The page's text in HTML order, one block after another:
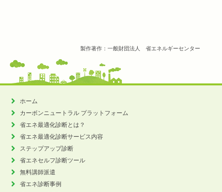
製作著作：一般財団法人 省エネルギーセンター
ホーム
カーボンニュートラル プラットフォーム
省エネ最適化診断とは？
省エネ最適化診断サービス内容
ステップアップ診断
省エネセルフ診断ツール
無料講師派遣
省エネ診断事例